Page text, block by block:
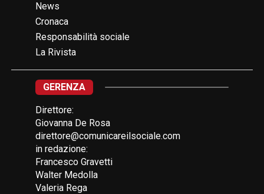
News
Cronaca
Responsabilità sociale
La Rivista
GERENZA
Direttore:
Giovanna De Rosa
direttore@comunicareilsociale.com
in redazione:
Francesco Gravetti
Walter Medolla
Valeria Rega